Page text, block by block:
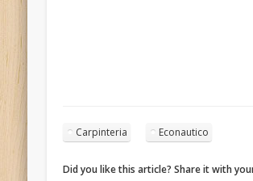
Carpinteria Econautico
Did you like this article? Share it with